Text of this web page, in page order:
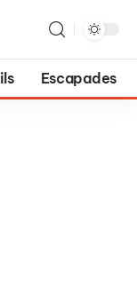
Escapades